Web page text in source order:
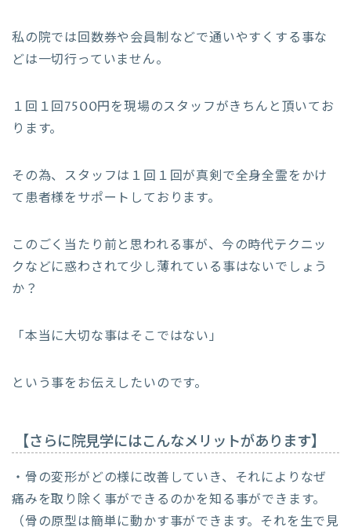
私の院では回数券や会員制などで通いやすくする事な
どは一切行っていません。
１回１回7500円を現場のスタッフがきちんと頂いてお
ります。
その為、スタッフは１回１回が真剣で全身全霊をかけ
て患者様をサポートしております。
このごく当たり前と思われる事が、今の時代テクニッ
クなどに惑わされて少し薄れている事はないでしょう
か？
「本当に大切な事はそこではない」
という事をお伝えしたいのです。
【さらに院見学にはこんなメリットがあります】
・骨の変形がどの様に改善していき、それによりなぜ
痛みを取り除く事ができるのかを知る事ができます。
（骨の原型は簡単に動かす事ができます。それを生で見